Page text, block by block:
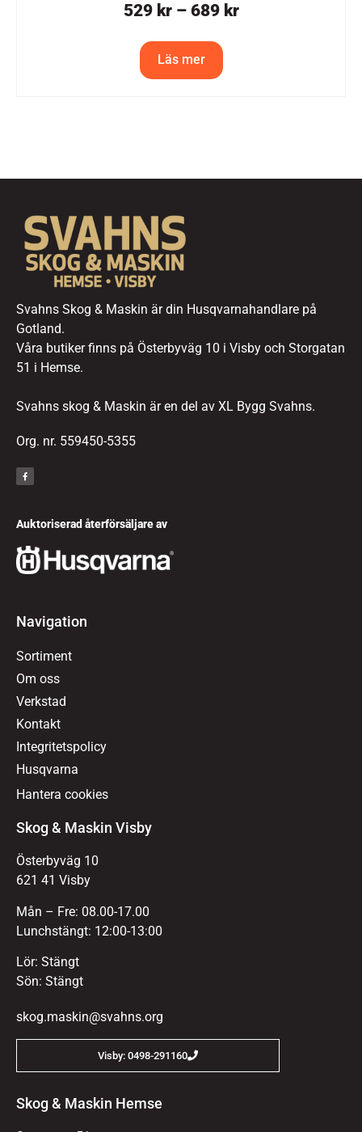
529 kr – 689 kr
Läs mer
Svahns Skog & Maskin är din Husqvarnahandlare på
Gotland.
Våra butiker finns på Österbyväg 10 i Visby och Storgatan
51 i Hemse.
Svahns skog & Maskin är en del av XL Bygg Svahns.
Org. nr. 559450-5355
Auktoriserad återförsäljare av
Navigation
Sortiment
Om oss
Verkstad
Kontakt
Integritetspolicy
Husqvarna
Hantera cookies
Skog & Maskin Visby
Österbyväg 10
621 41 Visby
Mån – Fre: 08.00-17.00
Lunchstängt: 12:00-13:00
Lör: Stängt
Sön: Stängt
skog.maskin@svahns.org
Visby: 0498-291160
Skog & Maskin Hemse